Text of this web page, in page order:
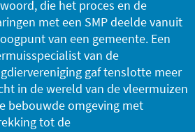
die het proces en de
met een SMP deelde vanuit
van een gemeente. Een
van de
gaf tenslotte meer
in de wereld van de vleermuizen
bebouwde omgeving met
tot de